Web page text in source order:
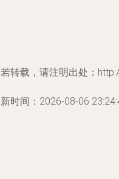
转载，请注明出处：
时间：2026-08-06